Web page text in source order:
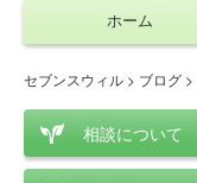
ホーム
セブンスウィル > ブログ >
相談について